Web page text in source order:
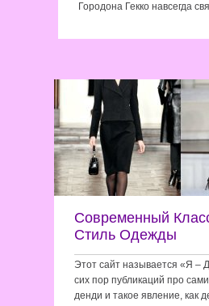
Городона Гекко навcегда
Современный
Стиль Одежды
Этот сайт называется «Я –
сих пор публикаций про
денди и такое явление, как